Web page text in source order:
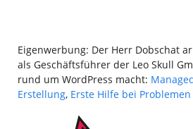
Eigenwerbung: Der Herr Dobschat
als Geschäftsführer der Leo Skull
rund um WordPress macht:
Erstellung, Erste Hilfe bei Problemen